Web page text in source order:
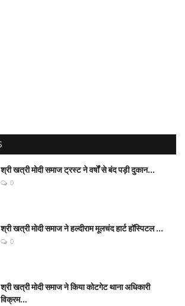
श्री खत्री मोदी समाज ट्रस्ट ने वर्षों से बंद पड़ी दुकान...
0
श्री खत्री मोदी समाज ने हल्दीराम मूलचंद हार्ट हॉस्पिटल ...
0
श्री खत्री मोदी समाज ने किया कोटगेट थाना अधिकारी
विक्रम...